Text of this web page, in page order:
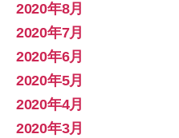
2020年8月
2020年7月
2020年6月
2020年5月
2020年4月
2020年3月